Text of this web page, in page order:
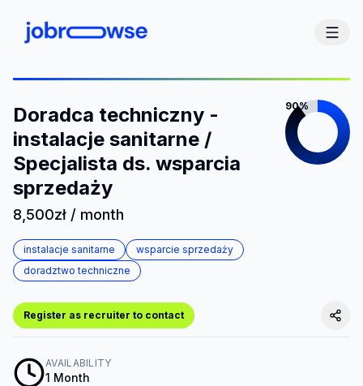
Doradca techniczny -
instalacje sanitarne /
Specjalista ds. wsparcia
sprzedaży
90%
8,500zł / month
instalacje sanitarne
wsparcie sprzedaży
doradztwo techniczne
Register as recruiter to contact
AVAILABILITY
1 Month